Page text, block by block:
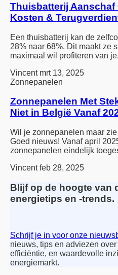
Thuisbatterij Aanschaf
Kosten &
Een thuisbatterij kan de
28% naar 68%. Dit maakt ze
maximaal wil profiteren van
Vincent mrt 13, 2025
Zonnepanelen
Zonnepanelen Met
Niet in België Vanaf
Wil je zonnepanelen maar
Goed nieuws! Vanaf april
zonnepanelen eindelijk
Vincentfeb 28, 2025
Blijf op de hoogte van
energietips en -trends.
Schrijf je in voor onze
nieuws, tips en adviezen
efficiëntie, en waardevolle
energiemarkt.